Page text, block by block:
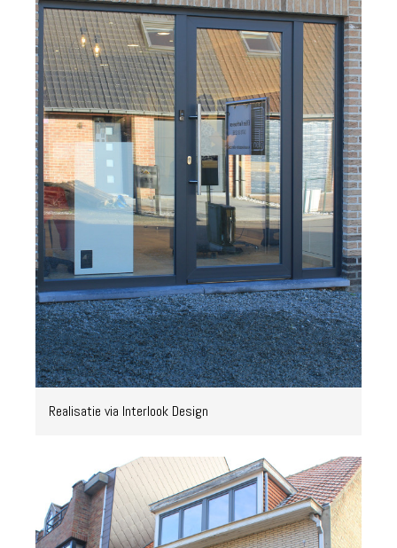
Realisatie via Interlook Design